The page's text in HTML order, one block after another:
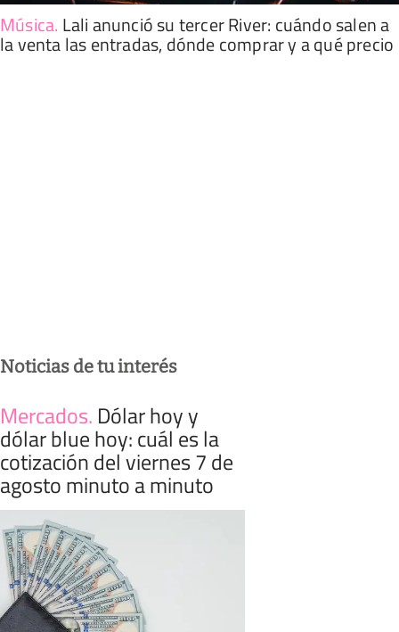
Música. Lali anunció su tercer River: cuándo salen a
la venta las entradas, dónde comprar y a qué precio
Noticias de tu interés
Mercados. Dólar hoy y
dólar blue hoy: cuál es la
cotización del viernes 7 de
agosto minuto a minuto